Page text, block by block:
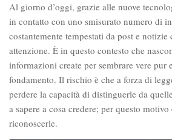
Al giorno d’oggi, grazie alle nuove
in contatto con uno smisurato numero di
costantemente tempestati da post e
attenzione. È in questo contesto che
informazioni create per sembrare vere pur
fondamento. Il rischio è che a forza di
perdere la capacità di distinguerle da
a sapere a cosa credere; per questo
riconoscerle.